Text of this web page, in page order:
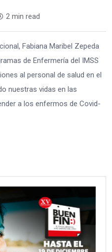
2 min read
Fabiana Maribel Zepeda
de Enfermería del IMSS
al personal de salud en el
nuestras vidas en las
a los enfermos de Covid-